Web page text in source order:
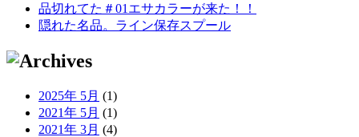
品切れてた＃01エサカラーが来た！！
隠れた名品。ライン保存スプール
2025年 5月 (1)
2021年 5月 (1)
2021年 3月 (4)